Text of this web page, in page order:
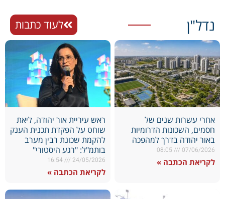
נדל"ן לעוד כתבות
אחרי עשרות שנים של
חסמים, השכונות הדרומיות
באור יהודה בדרך למהפכה
07/06/2026
לקריאת הכתבה »
ראש עיריית אור יהודה, ליאת
שוחט על הפקדת תכנית הענק
להקמת שכונת רבין מערב
בותמ"ל: "רגע היסטורי"
24/05/2026
לקריאת הכתבה »